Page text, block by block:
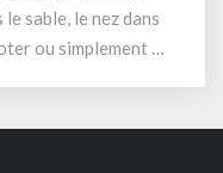
sable, le nez dans
ou simplement …